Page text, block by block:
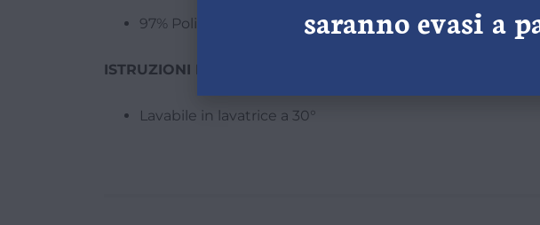
97% Poliestere 3% Elastan
ISTRUZIONI DI LAVAGGIO:
Lavabile in lavatrice a 30°
saranno evasi a